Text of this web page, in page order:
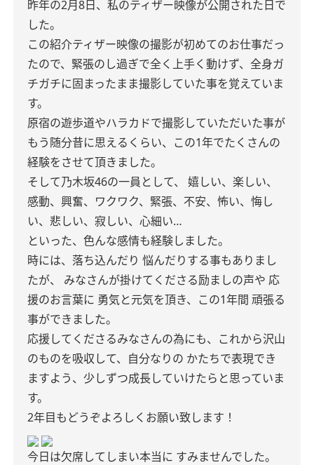
昨年の2月8日、私のティザー映像が公開された日で
した。
この紹介ティザー映像の撮影が初めてのお仕事だっ
たので、緊張のし過ぎで全く上手く動けず、全身ガ
チガチに固まったまま撮影していた事を覚えていま
す。
原宿の遊歩道やハラカドで撮影していただいた事が
もう随分昔に思えるくらい、この1年でたくさんの
経験をさせて頂きました。
そして乃木坂46の一員として、
嬉しい、楽しい、
感動、興奮、ワクワク、緊張、不安、怖い、悔し
い、悲しい、寂しい、心細い…
といった、色んな感情も経験しました。
時には、落ち込んだり 悩んだりする事もありまし
たが、
みなさんが掛けてくださる励ましの声や 応
援のお言葉に 勇気と元気を頂き、この1年間 頑張る
事ができました。
応援してくださるみなさんの為にも、これから沢山
のものを吸収して、自分なりの かたちで表現でき
ますよう、少しずつ成長していけたらと思っていま
す。
2年目もどうぞよろしくお願い致します！
今日は欠席してしまい本当に すみませんでした。